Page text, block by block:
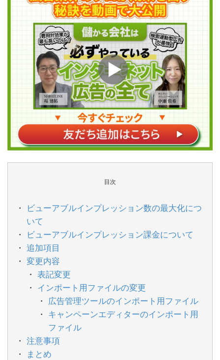
目次
ビューアブルインプレッション数の最大化につ
いて
ビューアブルインプレッション課金について
追加項目
変更内容
表記変更
インポート用ファイルの変更
広告管理ツールのインポート用ファイル
キャンペーンエディターのインポート用
ファイル
注意事項
まとめ